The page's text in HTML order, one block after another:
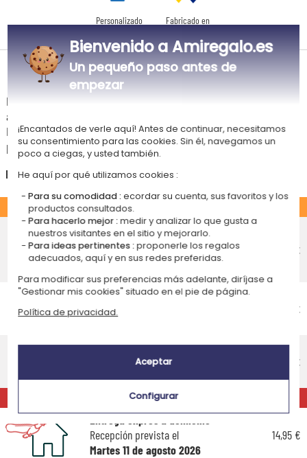
Personalizado
Fabricado en
Tiempos de entrega y gastos de envío
La estimación de la fecha de recepción y de los gastos de envío de este
articulo están indicados a continuación.
Las fechas estimadas a continuación se aplican para un pedido con
pago en tarjeta bancaria o PayPal.
España
ESTÁNDAR
Entrega económico en punto de
recogida
Recepción prevista el
Lunes 17 de agosto 2026
4,75 €
Entrega económico a domicilio
Recepción prevista el
4,95 €
Entrega estándar a domicilio
Recepción prevista el
Miércoles 12 de agosto 2026
9,95 €
EXPRÉS
Recepción prevista el
Martes 11 de agosto 2026
14,95 €
Bienvenido a Amiregalo.es
Un pequeño paso antes de
empezar
¡Encantados de verle aquí! Antes de continuar, necesitamos
su consentimiento para las cookies. Sin él, navegamos un
poco a ciegas, y usted también.
He aquí por qué utilizamos cookies :
Para su comodidad : ecordar su cuenta, sus favoritos y los
productos consultados.
Para hacerlo mejor :medir y analizar lo que gusta a
nuestros visitantes en el sitio y mejorarlo.
Para ideas pertinentes :proponerle los regalos
adecuados, aquí y en sus redes preferidas.
Para modificar sus preferencias más adelante, diríjase a
"Gestionar mis cookies" situado en el pie de página.
Política de privacidad.
Aceptar
Configurar